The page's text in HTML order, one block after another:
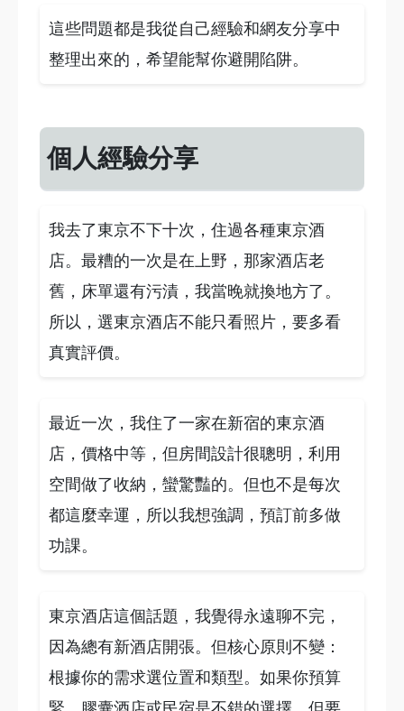
這些問題都是我從自己經驗和網友分享中
整理出來的，希望能幫你避開陷阱。
個人經驗分享
我去了東京不下十次，住過各種東京酒
店。最糟的一次是在上野，那家酒店老
舊，床單還有污漬，我當晚就換地方了。
所以，選東京酒店不能只看照片，要多看
真實評價。
最近一次，我住了一家在新宿的東京酒
店，價格中等，但房間設計很聰明，利用
空間做了收納，蠻驚豔的。但也不是每次
都這麼幸運，所以我想強調，預訂前多做
功課。
東京酒店這個話題，我覺得永遠聊不完，
因為總有新酒店開張。但核心原則不變：
根據你的需求選位置和類型。如果你預算